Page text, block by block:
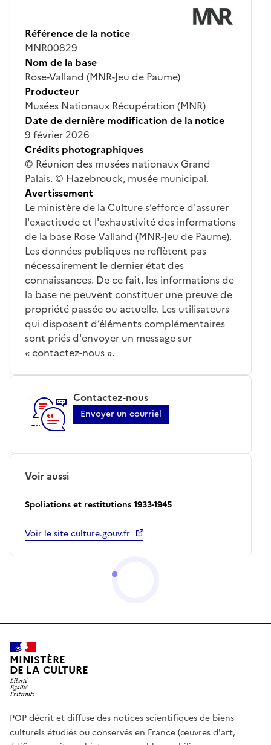
Référence de la notice
MNR00829
Nom de la base
Rose-Valland (MNR-Jeu de Paume)
Producteur
Musées Nationaux Récupération (MNR)
Date de dernière modification de la notice
9 février 2026
Crédits photographiques
© Réunion des musées nationaux Grand
Palais. © Hazebrouck, musée municipal.
Avertissement
Le ministère de la Culture s’efforce d'assurer
l'exactitude et l'exhaustivité des informations
de la base Rose Valland (MNR-Jeu de Paume).
Les données publiques ne reflètent pas
nécessairement le dernier état des
connaissances. De ce fait, les informations de
la base ne peuvent constituer une preuve de
propriété passée ou actuelle. Les utilisateurs
qui disposent d’éléments complémentaires
sont priés d'envoyer un message sur
« contactez-nous ».
Contactez-nous
Envoyer un courriel
Voir aussi
Spoliations et restitutions 1933-1945
Voir le site culture.gouv.fr
MINISTÈRE
DE LA CULTURE
POP décrit et diffuse des notices scientifiques de biens
culturels étudiés ou conservés en France (œuvres d'art,